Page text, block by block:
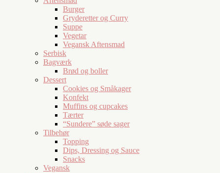
Burger
Gryderetter og Curry
Suppe
Vegetar
Vegansk Aftensmad
Serbisk
Bagværk
Brød og boller
Dessert
Cookies og Småkager
Konfekt
Muffins og cupcakes
Tærter
“Sundere” søde sager
Tilbehør
Topping
Dips, Dressing og Sauce
Snacks
Vegansk